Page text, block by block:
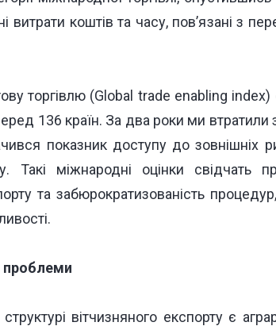
коштів та часу, пов’язані з
торгівлю (Global trade enabling index)
136 країн. За два роки ми втратили
показник доступу до зовнішніх
міжнародні оцінки свідчать
та забюрократизованість
проблеми
вітчизняного експорту є